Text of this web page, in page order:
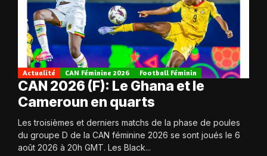
Actualité CAN Féminine 2026 Football Féminin
CAN 2026 (F): Le Ghana et le
Cameroun en quarts
Les troisièmes et derniers matchs de la phase de poules
du groupe D de la CAN féminine 2026 se sont joués le 6
août 2026 à 20h GMT. Les Black...